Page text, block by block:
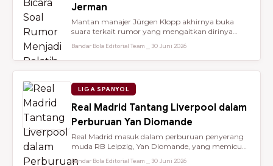
Jerman
Mantan manajer Jürgen Klopp akhirnya buka
suara terkait rumor yang mengaitkan dirinya
Bandar Bola Editorial Team ⎯ 30 Juni 2026
LIGA SPANYOL
Real Madrid Tantang Liverpool dalam
Perburuan Yan Diomande
Real Madrid masuk dalam perburuan penyerang
muda RB Leipzig, Yan Diomande, yang memicu
Bandar Bola Editorial Team ⎯ 30 Juni 2026